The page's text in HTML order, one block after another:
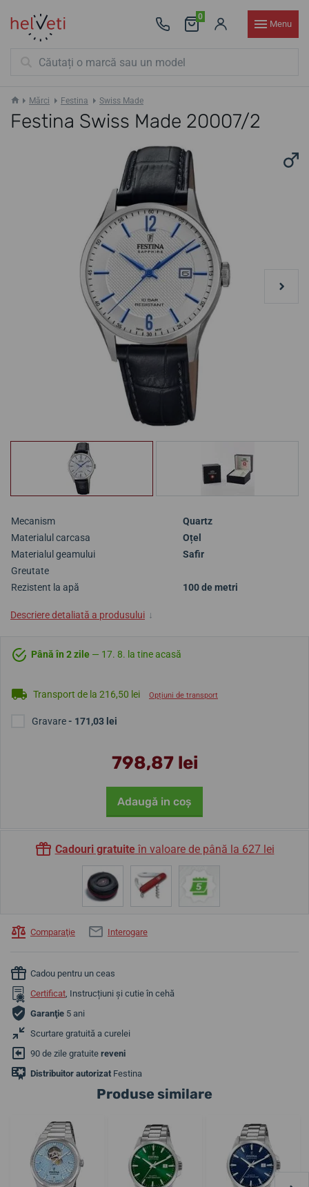
0
Menu
Mărci Festina Swiss Made
Festina Swiss Made 20007/2
Mecanism
Quartz
Materialul carcasa
Oțel
Materialul geamului
Safir
Greutate
Rezistent la apă
100 de metri
Descriere detaliată a produsului ↓
Până în 2 zile — 17. 8. la tine acasă
Transport de la 216,50 lei Opțiuni de transport
Gravare- 171,03 lei
798,87 lei
Adaugă in coş
Cadouri gratuiteîn valoare de până la 627 lei
Comparaţie Interogare
Cadou pentru un ceas
Certificat, Instrucțiuni și cutie în cehă
Garanţie 5 ani
Scurtare gratuită a curelei
90 de zile gratuite reveni
Distribuitor autorizat Festina
Produse similare